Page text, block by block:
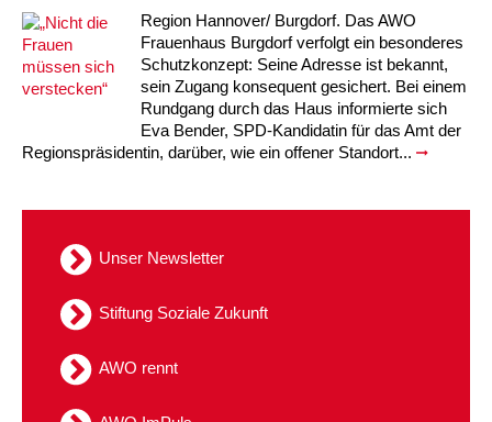
Kindertagesstätte Voltmerstraße
Kindertagesstätte Wiehbergstraße
Region Hannover/ Burgdorf. Das AWO
Frauenhaus Burgdorf verfolgt ein besonderes
Schutzkonzept: Seine Adresse ist bekannt,
sein Zugang konsequent gesichert. Bei einem
Rundgang durch das Haus informierte sich
Eva Bender, SPD-Kandidatin für das Amt der
Regionspräsidentin, darüber, wie ein offener Standort...
Unser Newsletter
Stiftung Soziale Zukunft
AWO rennt